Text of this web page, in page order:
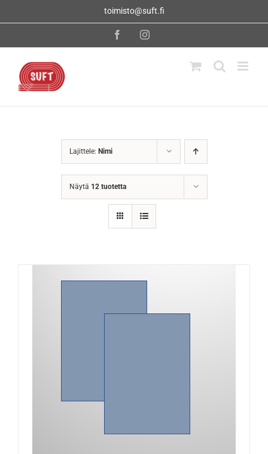
toimisto@suft.fi
FacebookInstagram
Lajittele: Nimi
Näytä 12 tuotetta